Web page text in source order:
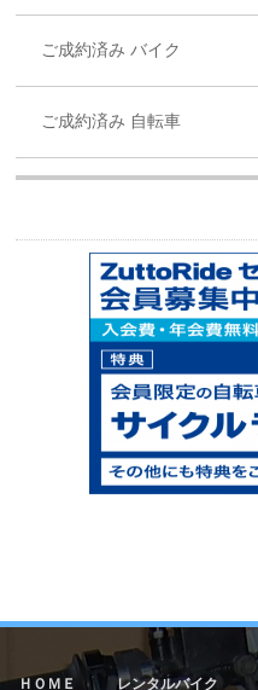
ご成約済み バイク
ご成約済み 自転車
ＨＯＭＥ レンタルバイク